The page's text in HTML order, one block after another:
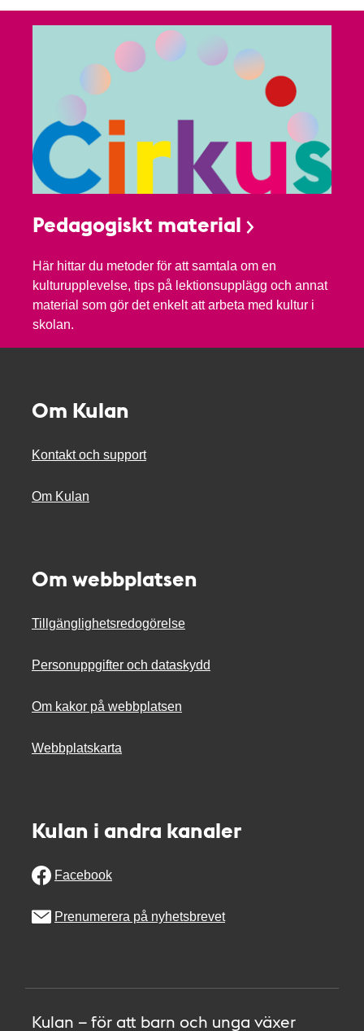
Pedagogiskt material
Här hittar du metoder för att samtala om en
kulturupplevelse, tips på lektionsupplägg och annat
material som gör det enkelt att arbeta med kultur i
skolan.
Om Kulan
Kontakt och support
Om Kulan
Om webbplatsen
Tillgänglighetsredogörelse
Personuppgifter och dataskydd
Om kakor på webbplatsen
Webbplatskarta
Kulan i andra kanaler
Facebook
Prenumerera på nyhetsbrevet
Kulan – för att barn och unga växer